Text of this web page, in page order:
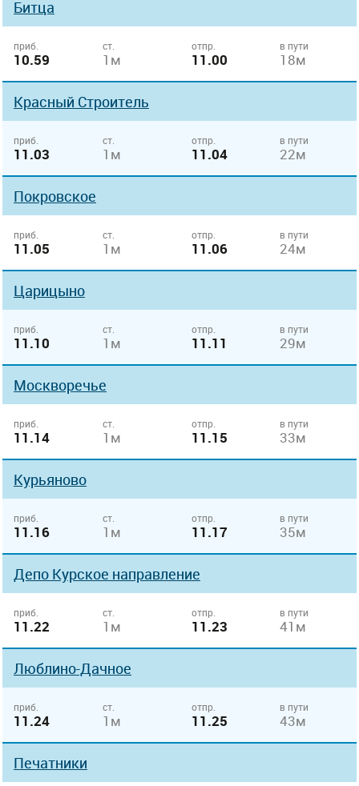
Битца
приб.
10.59
ст.
1м
отпр.
11.00
в пути
18м
Красный Строитель
приб.
11.03
ст.
1м
отпр.
11.04
в пути
22м
Покровское
приб.
11.05
ст.
1м
отпр.
11.06
в пути
24м
Царицыно
приб.
11.10
ст.
1м
отпр.
11.11
в пути
29м
Москворечье
приб.
11.14
ст.
1м
отпр.
11.15
в пути
33м
Курьяново
приб.
11.16
ст.
1м
отпр.
11.17
в пути
35м
Депо Курcкое направление
приб.
11.22
ст.
1м
отпр.
11.23
в пути
41м
Люблино-Дачное
приб.
11.24
ст.
1м
отпр.
11.25
в пути
43м
Печатники